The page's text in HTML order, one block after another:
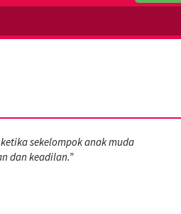
sekelompok anak muda
dan keadilan.”